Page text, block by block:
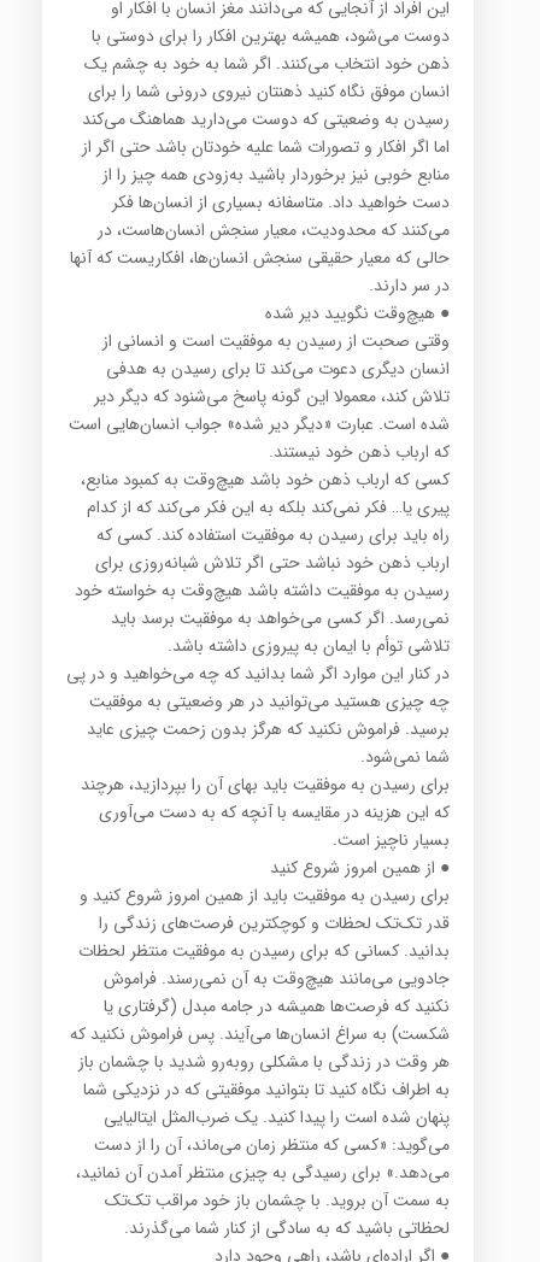
این افراد از آنجایی كه می‌دانند مغز انسان با افكار او
دوست می‌شود، همیشه بهترین افكار را برای دوستی با
ذهن خود انتخاب می‌كنند. اگر شما به خود به چشم یك
انسان موفق نگاه كنید ذهنتان نیروی درونی شما را برای
رسیدن به وضعیتی كه دوست می‌دارید هماهنگ می‌كند
اما اگر افكار و تصورات شما علیه خودتان باشد حتی اگر از
منابع خوبی نیز برخوردار باشید به‌زودی همه چیز را از
دست خواهید داد. متاسفانه بسیاری از انسان‌ها فكر
می‌كنند كه محدودیت، معیار سنجش انسان‌هاست، در
حالی كه معیار حقیقی سنجش انسان‌ها، افكاریست كه آنها
در سر دارند.
● هیچ‌وقت نگویید دیر شده
وقتی صحبت از رسیدن به موفقیت است و انسانی از
انسان دیگری دعوت می‌كند تا برای رسیدن به هدفی
تلاش كند، معمولا این گونه پاسخ می‌شنود كه دیگر دیر
شده است. عبارت «دیگر دیر شده» جواب انسان‌هایی است
كه ارباب ذهن خود نیستند.
كسی كه ارباب ذهن خود باشد هیچ‌وقت به كمبود منابع،
پیری یا… فكر نمی‌كند بلكه به این فكر می‌كند كه از كدام
راه باید برای رسیدن به موفقیت استفاده كند. كسی كه
ارباب ذهن خود نباشد حتی اگر تلاش شبانه‌روزی برای
رسیدن به موفقیت داشته باشد هیچ‌وقت به خواسته خود
نمی‌رسد. اگر كسی می‌خواهد به موفقیت برسد باید
تلاشی توأم با ایمان به پیروزی داشته باشد.
در كنار این موارد اگر شما بدانید كه چه می‌خواهید و در پی
چه چیزی هستید می‌توانید در هر وضعیتی به موفقیت
برسید. فراموش نكنید كه هرگز بدون زحمت چیزی عاید
شما نمی‌شود.
برای رسیدن به موفقیت باید بهای آن را بپردازید، هرچند
كه این هزینه در مقایسه با آنچه كه به دست می‌آوری
بسیار ناچیز است.
● از همین امروز شروع كنید
برای رسیدن به موفقیت باید از همین امروز شروع كنید و
قدر تك‌تك لحظات و كوچكترین فرصت‌های زندگی را
بدانید. كسانی كه برای رسیدن به موفقیت منتظر لحظات
جادویی می‌مانند هیچ‌وقت به آن نمی‌رسند. فراموش
نكنید كه فرصت‌ها همیشه در جامه مبدل (گرفتاری یا
شكست) به سراغ انسان‌ها می‌آیند. پس فراموش نكنید كه
هر وقت در زندگی با مشكلی روبه‌رو شدید با چشمان باز
به اطراف نگاه كنید تا بتوانید موفقیتی كه در نزدیكی شما
پنهان شده است را پیدا كنید. یك ضرب‌المثل ایتالیایی
می‌گوید: «كسی كه منتظر زمان می‌ماند، آن را از دست
می‌دهد.» برای رسیدگی به چیزی منتظر آمدن آن نمانید،
به سمت آن بروید. با چشمان باز خود مراقب تك‌تك
لحظاتی باشید كه به سادگی از كنار شما می‌گذرند.
● اگر اراده‌ای باشد، راهی وجود دارد